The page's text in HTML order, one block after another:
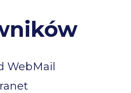
WebMail